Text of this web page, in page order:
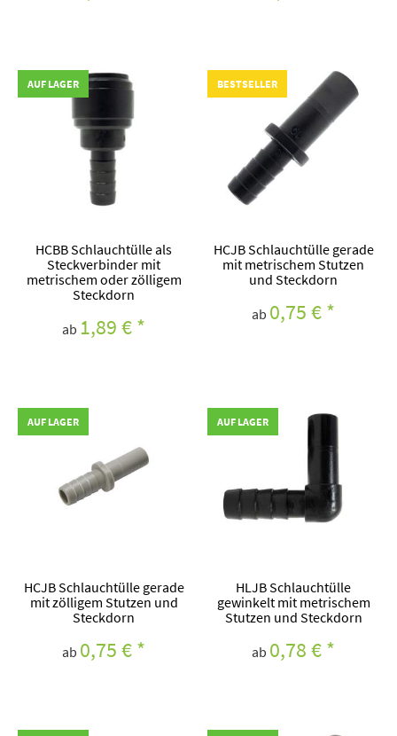
AUF LAGER
HCBB Schlauchtülle als
Steckverbinder mit
metrischem oder zölligem
Steckdorn
ab 1,89 €*
BESTSELLER
HCJB Schlauchtülle gerade
mit metrischem Stutzen
und Steckdorn
ab 0,75 €*
AUF LAGER
HCJB Schlauchtülle gerade
mit zölligem Stutzen und
Steckdorn
ab 0,75 €*
AUF LAGER
HLJB Schlauchtülle
gewinkelt mit metrischem
Stutzen und Steckdorn
ab 0,78 €*